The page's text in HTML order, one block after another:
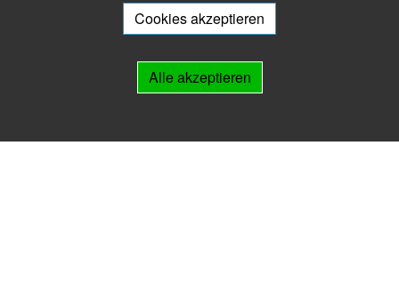
Ihnen beratend zur Seite.Cookies akzeptieren
Alle akzeptieren